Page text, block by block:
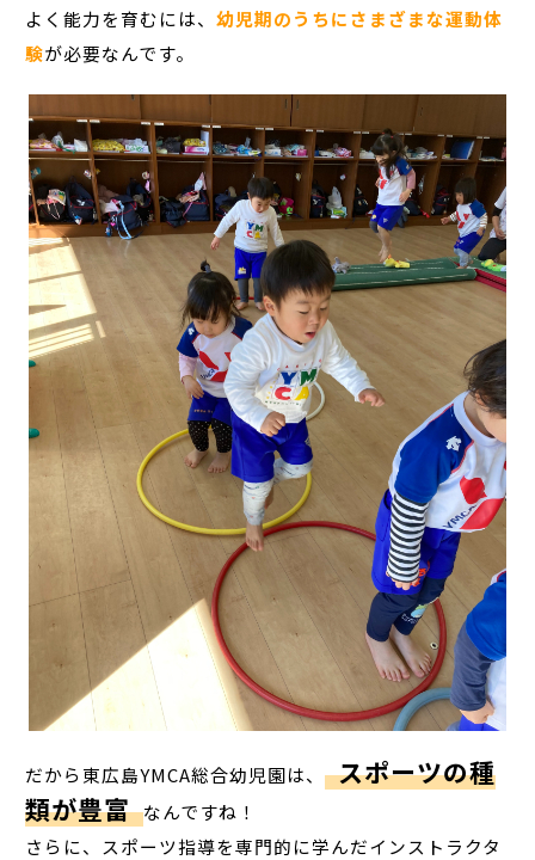
よく能力を育むには、幼児期のうちにさまざまな運動体
験が必要なんです。
だから東広島YMCA総合幼児園は、 スポーツの種
類が豊富 なんですね！
さらに、スポーツ指導を専門的に学んだインストラクタ